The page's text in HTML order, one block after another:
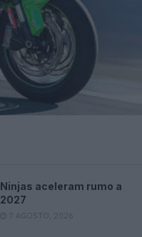
Ninjas aceleram rumo a
2027
7 AGOSTO, 2026